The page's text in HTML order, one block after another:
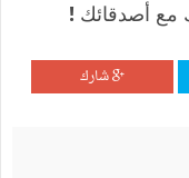
مع أصدقائك !
شارك